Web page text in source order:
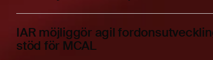
IAR möjliggör agil
stöd för MCAL